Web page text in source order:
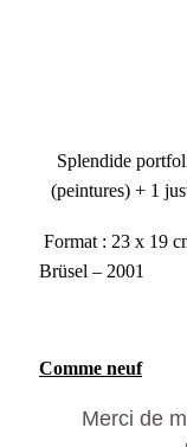
Splendide
(peintures) + 1
Format : 23 x 19
Brüsel – 2001
Comme neuf
Merci de